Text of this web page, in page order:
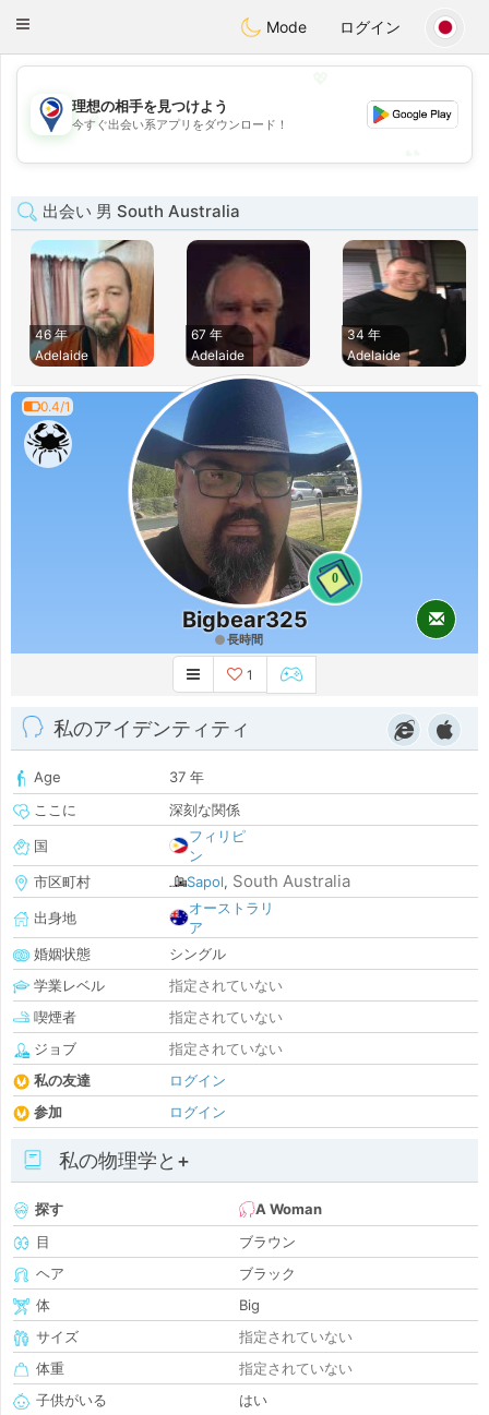
PhilippinesChat
Toggle
Mode ログイン
💖
💕
理想の相手を見つけよう
今すぐ出会い系アプリをダウンロード！
出会い 男 South Australia
46 年
Adelaide
67 年
Adelaide
34 年
Adelaide
0.4/1
0
Bigbear325
長時間
1
私のアイデンティティ
Age
37 年
ここに
深刻な関係
国
フィリピ
ン
市区町村
Sapol, South Australia
出身地
オーストラリ
ア
婚姻状態
シングル
学業レベル
指定されていない
喫煙者
指定されていない
ジョブ
指定されていない
私の友達
ログイン
参加
ログイン
私の物理学と+
探す
A Woman
目
ブラウン
ヘア
ブラック
体
Big
サイズ
指定されていない
体重
指定されていない
子供がいる
はい